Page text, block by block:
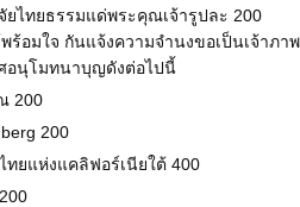
ยไทยธรรมแด่พระคุณเจ้ารูปละ 200
ร้อมใจ กันแจ้งความจำนงขอเป็นเจ้าภาพ
อนุโมทนาบุญดังต่อไปนี้
200
200
ยแห่งแคลิฟอร์เนียใต้ 400